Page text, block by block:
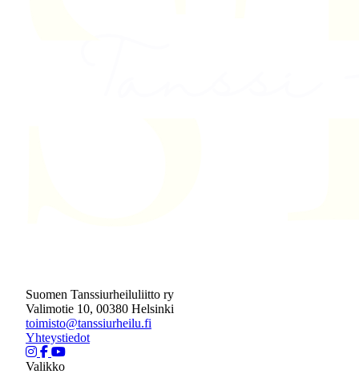
Suomen Tanssiurheiluliitto ry
Valimotie 10, 00380 Helsinki
toimisto@tanssiurheilu.fi
Yhteystiedot
Valikko